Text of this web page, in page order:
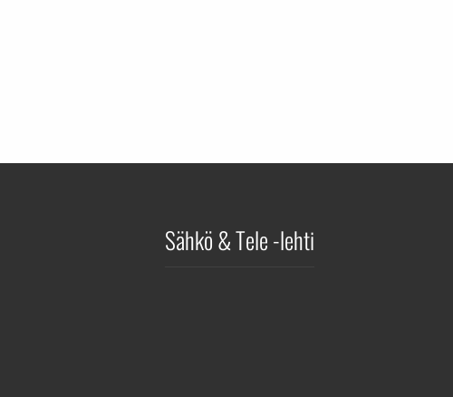
Sähkö & Tele -lehti